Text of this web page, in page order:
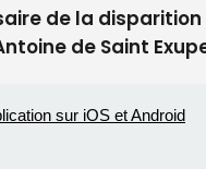
de la Sainte-Marie
août
week-end du